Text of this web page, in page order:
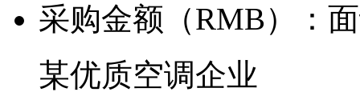
采购金额（RMB）：
某优质空调企业